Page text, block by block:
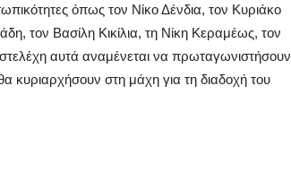
όπως τον Νίκο Δένδια, τον Κυριάκο
τον Βασίλη Κικίλια, τη Νίκη Κεραμέως, τον
αυτά αναμένεται να πρωταγωνιστήσουν
στη μάχη για τη διαδοχή του